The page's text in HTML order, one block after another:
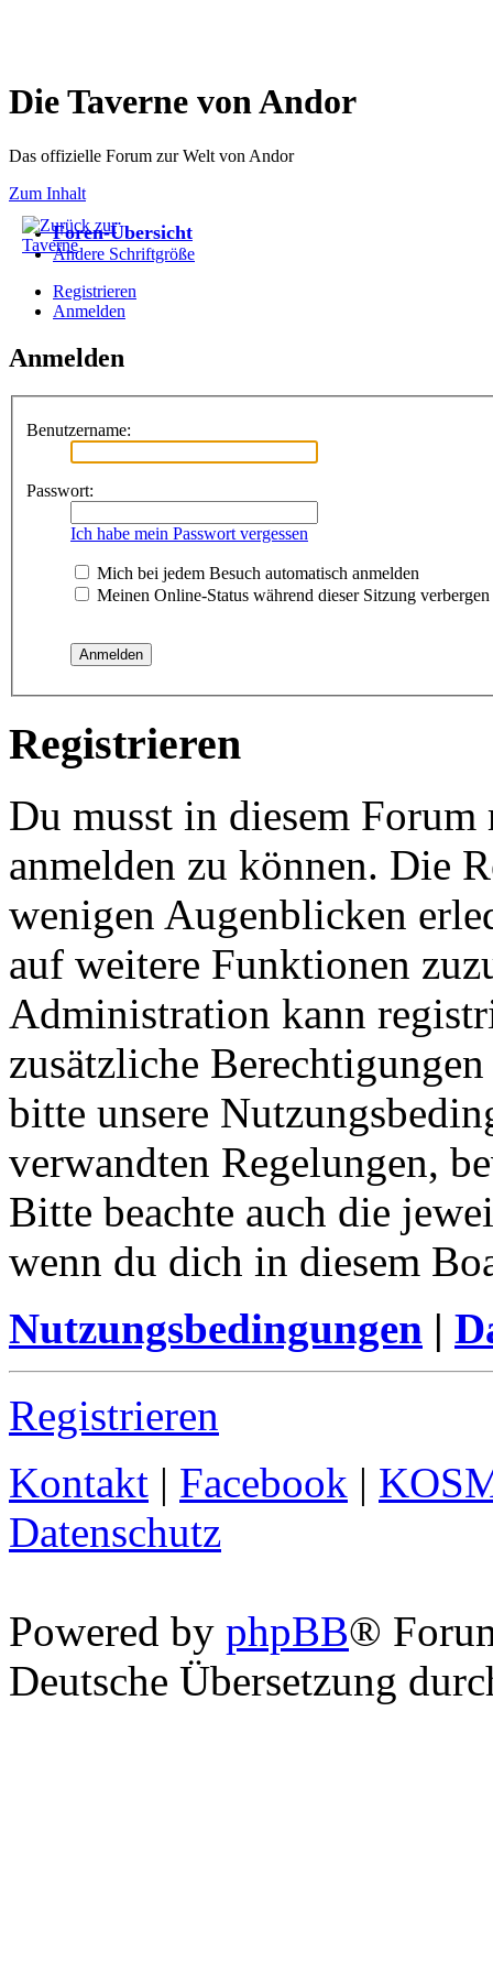
Die Taverne von Andor
Das offizielle Forum zur Welt von Andor
Zum Inhalt
Foren-Übersicht
Ändere Schriftgröße
Registrieren
Anmelden
Anmelden
Benutzername:
Passwort:
Ich habe mein Passwort vergessen
Mich bei jedem Besuch automatisch anmelden
Meinen Online-Status während dieser Sitzung verbergen
Registrieren
Du musst in diesem
anmelden zu können. Die
wenigen Augenblicken
auf weitere Funktionen
Administration kann
zusätzliche
bitte unsere
verwandten Regelungen,
Bitte beachte auch die
wenn du dich in diesem
Nutzungsbedingungen |
Registrieren
Kontakt | Facebook |
Datenschutz
Powered by phpBB®
Deutsche Übersetzung